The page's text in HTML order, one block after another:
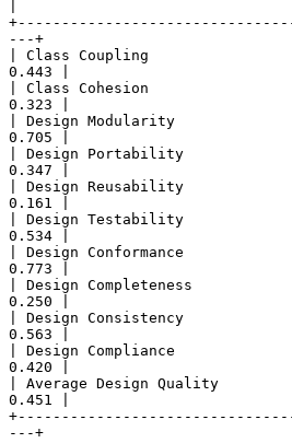
---+
| Class Coupling
0.443 |
| Class Cohesion
0.323 |
| Design Modularity
0.705 |
| Design Portability
0.347 |
| Design Reusability
0.161 |
| Design Testability
0.534 |
| Design Conformance
0.773 |
| Design Completeness
0.250 |
| Design Consistency
0.563 |
| Design Compliance
0.420 |
| Average Design Quality
0.451 |
---+